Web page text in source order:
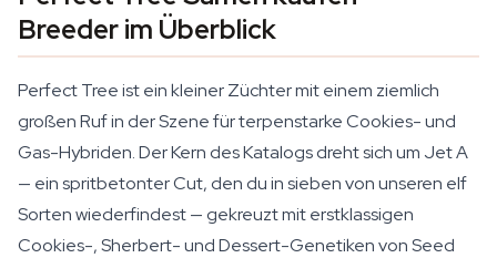
Breeder im Überblick
Perfect Tree ist ein kleiner Züchter mit einem ziemlich
großen Ruf in der Szene für terpenstarke Cookies- und
Gas-Hybriden. Der Kern des Katalogs dreht sich um Jet A
— ein spritbetonter Cut, den du in sieben von unseren elf
Sorten wiederfindest — gekreuzt mit erstklassigen
Cookies-, Sherbert- und Dessert-Genetiken von Seed